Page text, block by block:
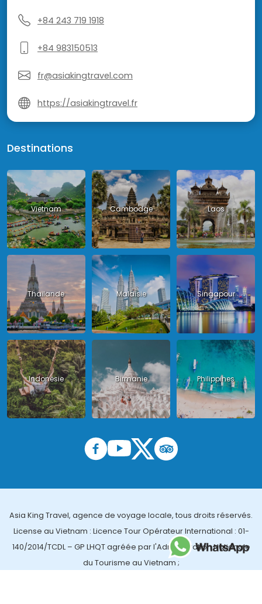
+84 243 719 1918
+84 983150513
fr@asiakingtravel.com
https://asiakingtravel.fr
Destinations
Vietnam Cambodge Laos
Thailande Malaisie Singapour
Indonésie Birmanie Philippines
Asia King Travel, agence de voyage locale, tous droits réservés.
License au Vietnam : Licence Tour Opérateur International : 01-
140/2014/TCDL – GP LHQT agréée par l'Administration Nationale
du Tourisme au Vietnam ;